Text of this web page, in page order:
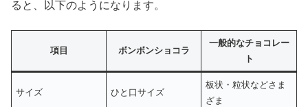
ると、以下のようになります。
項目 ボンボンショコラ
一般的なチョコレー
ト
サイズ ひと口サイズ
板状・粒状などさま
ざま